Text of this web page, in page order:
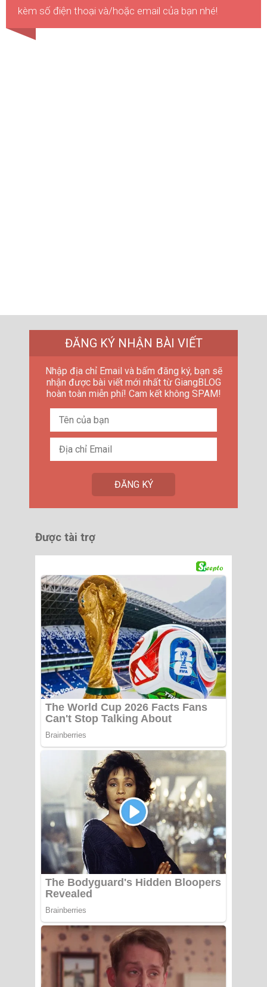
kèm số điện thoại và/hoặc email của bạn nhé!
ĐĂNG KÝ NHẬN BÀI VIẾT
Nhập địa chỉ Email và bấm đăng ký, bạn sẽ
nhận được bài viết mới nhất từ GiangBLOG
hoàn toàn miễn phí! Cam kết không SPAM!
Được tài trợ